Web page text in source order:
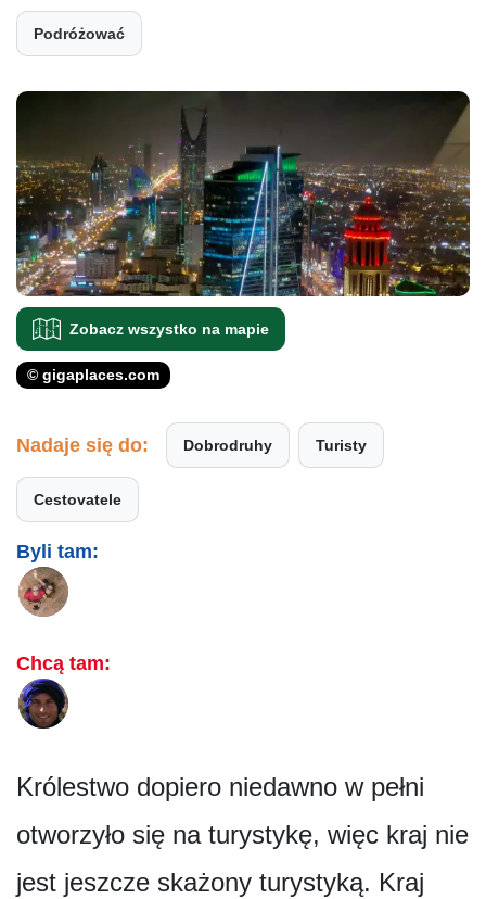
Podróżować
Zobacz wszystko na mapie
© gigaplaces.com
Nadaje się do: Dobrodruhy Turisty
Cestovatele
Byli tam:
Chcą tam:
Królestwo dopiero niedawno w pełni
otworzyło się na turystykę, więc kraj nie
jest jeszcze skażony turystyką. Kraj